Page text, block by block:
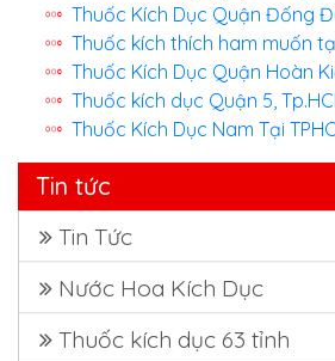
Thuốc Kích Dục Quận Đống
Thuốc kích thích ham muốn
Thuốc Kích Dục Quận Hoàn
Thuốc kích dục Quận 5,
Thuốc Kích Dục Nam Tại
Tin tức
Tin Tức
Nước Hoa Kích Dục
Thuốc kích dục 63 tỉnh